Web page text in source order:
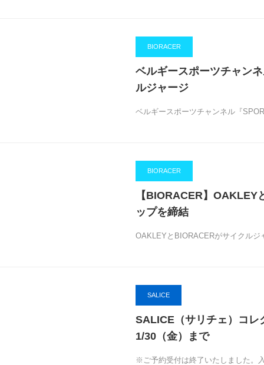
BIORACER
ベルギースポーツチャン
ルジャージ
ベルギースポーツチャンネル『
BIORACER
【BIORACER】OAKLEY
ップを締結
OAKLEYとBIORACERがサイクル
SALICE
SALICE（サリチェ）コ
1/30（金）まで
※ご予約受付は終了いたしました。